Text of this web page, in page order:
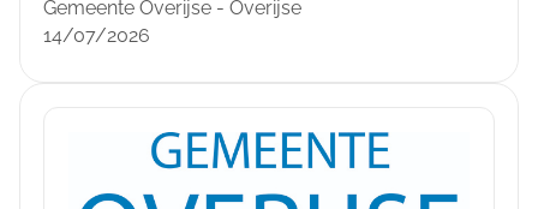
Gemeente Overijse - Overijse
14/07/2026